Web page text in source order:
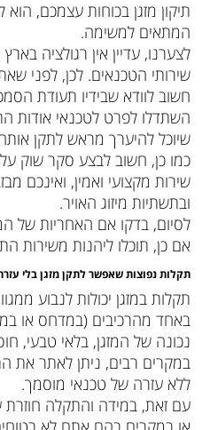
תיקון מזגן בכוחות עצמכם,
המתאים למשימה.
לצערנו, עדיין אין רגולציה
שירותי הטכנאים. לכן, לפני
חשוב לוודא שבידיו תעודת
השתדלו לפרט לטכנאי אודות
שיוכל להיערך מראש לתקן
כמו כן, חשוב לבצע סקר שוק
שירות מקצועי ואמין, ואינכם
ובתשתיות מיזוג האויר.
לסיום, בדקו אם האחריות של
אם כן, תוכלו ליהנות משירות
תקלות נפוצות שאפשר לתקן מזגן בלי
תקלות במזגן יכולות לנבוע
באחד מהרכיבים (במדחס או
נכונה של המזגן, בלאי טבעי,
במקרים רבים, ניתן לאתר את
ללא עזרה של טכנאי מוסמך.
עם זאת, במידה והתקלה חוזרת